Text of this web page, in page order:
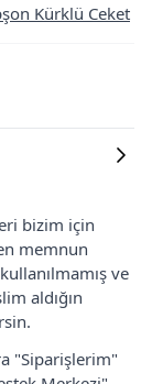
Kürklü Ceket
bizim için
memnun
ve
aldığın
"Siparişlerim"